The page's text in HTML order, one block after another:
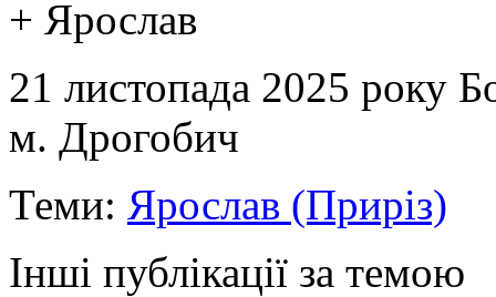
+ Ярослав
21 листопада 2025 року
м. Дрогобич
Теми: Ярослав (Приріз)
Інші публікації за темою